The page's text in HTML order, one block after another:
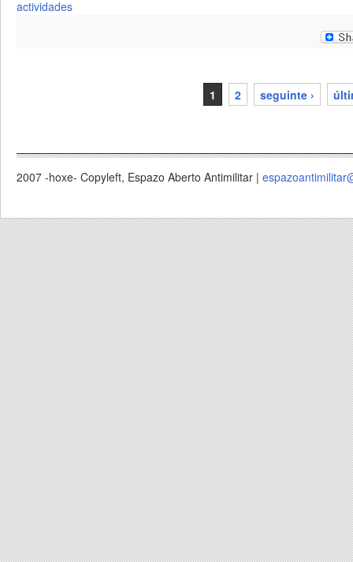
actividades
1 2 seguinte ›
2007 -hoxe- Copyleft, Espazo Aberto Antimilitar |